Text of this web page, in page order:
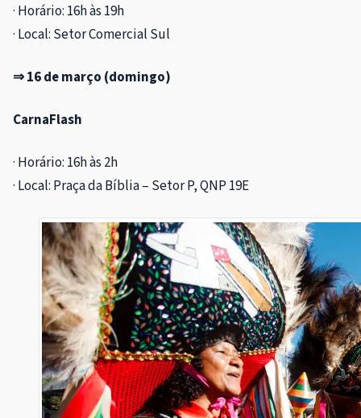
· Horário: 16h às 19h
· Local: Setor Comercial Sul
⇒ 16 de março (domingo)
CarnaFlash
· Horário: 16h às 2h
· Local: Praça da Bíblia – Setor P, QNP 19E